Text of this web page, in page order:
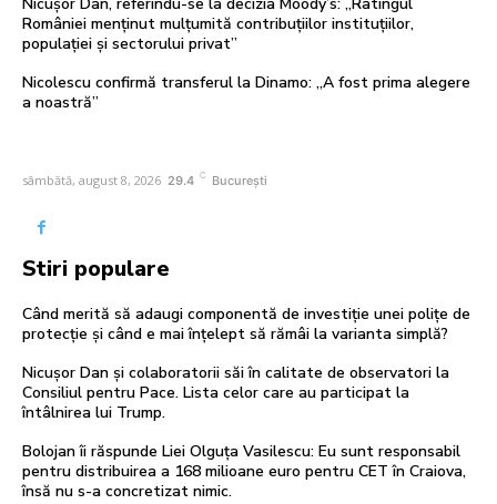
României menținut mulțumită contribuțiilor instituțiilor,
populației și sectorului privat”
Nicolescu confirmă transferul la Dinamo: „A fost prima alegere
a noastră”
sâmbătă, august 8, 2026 29.4 C București
Stiri populare
Când merită să adaugi componentă de investiție unei polițe de
protecție și când e mai înțelept să rămâi la varianta simplă?
Nicușor Dan și colaboratorii săi în calitate de observatori la
Consiliul pentru Pace. Lista celor care au participat la
întâlnirea lui Trump.
Bolojan îi răspunde Liei Olguța Vasilescu: Eu sunt responsabil
pentru distribuirea a 168 milioane euro pentru CET în Craiova,
însă nu s-a concretizat nimic.